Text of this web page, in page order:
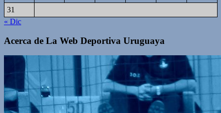
31
« Dic
Acerca de La Web Deportiva Uruguaya